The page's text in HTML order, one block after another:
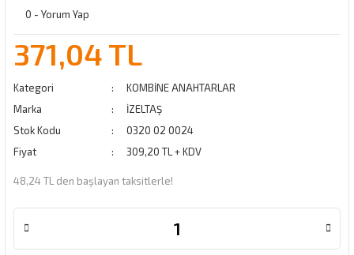
0 - Yorum Yap
371,04 TL
Kategori
KOMBİNE ANAHTARLAR
Marka
İZELTAŞ
Stok Kodu
0320 02 0024
Fiyat
309,20 TL + KDV
48,24 TL den başlayan taksitlerle!